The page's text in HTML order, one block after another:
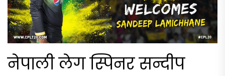
नेपाली लेग स्पिनर सन्दीप